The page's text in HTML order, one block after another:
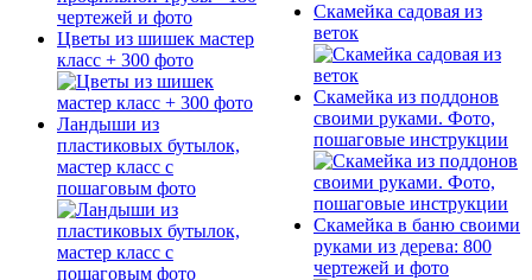
Цветы из шишек мастер
класс + 300 фото
Ландыши из
пластиковых бутылок,
мастер класс с
пошаговым фото
Скамейка садовая из
веток
Скамейка из поддонов
своими руками. Фото,
пошаговые инструкции
Скамейка в баню своими
руками из дерева: 800
чертежей и фото